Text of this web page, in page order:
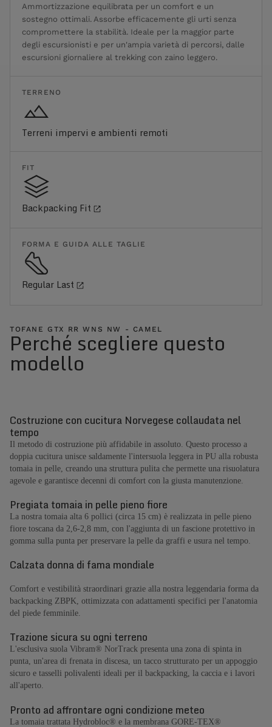
Ammortizzazione equilibrata per un comfort e un
sostegno ottimali. Assorbe efficacemente gli urti senza
compromettere la stabilità. Ideale per la maggior parte
degli escursionisti e per un'ampia varietà di percorsi, dalle
escursioni giornaliere al trekking con zaino leggero.
TERRENO
Terreni impervi e ambienti remoti
FIT
Backpacking Fit
FORMA E GUIDA ALLE TAGLIE
Regular Last
TOFANE GTX RR WNS NW - CAMEL
Perché scegliere questo
modello
Costruzione con cucitura Norvegese collaudata nel
tempo
Il metodo di costruzione più affidabile in assoluto. Questo processo a
doppia cucitura unisce saldamente l'intersuola leggera in PU alla robusta
tomaia in pelle, creando una struttura pulita che permette una risuolatura
agevole e garantisce decenni di comfort con la giusta manutenzione.
Pregiata tomaia in pelle pieno fiore
La nostra tomaia alta 6 pollici (circa 15 cm) è realizzata in pelle pieno
fiore toscana da 2,6-2,8 mm, con l'aggiunta di un fascione protettivo in
gomma sulla punta per preservare la pelle da graffi e usura nel tempo.
Calzata donna di fama mondiale
Comfort e vestibilità straordinari grazie alla nostra leggendaria forma da
backpacking ZBPK, ottimizzata con adattamenti specifici per l'anatomia
del piede femminile.
Trazione sicura su ogni terreno
L'esclusiva suola Vibram® NorTrack presenta una zona di spinta in
punta, un'area di frenata in discesa, un tacco strutturato per un appoggio
sicuro e tasselli polivalenti ideali per il backpacking, la caccia e i lavori
all'aperto.
Pronto ad affrontare ogni condizione meteo
La tomaia trattata Hydrobloc® e la membrana GORE-TEX®